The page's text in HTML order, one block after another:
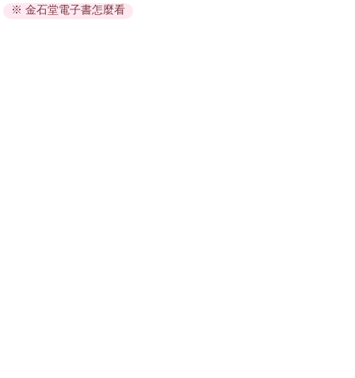
因版權保護，您在金石堂所購買的電子書僅能以金石堂專屬
※ 金石堂電子書怎麼看